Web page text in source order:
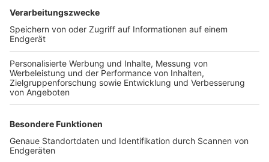
TOP-VEREINE
TOP-PARTNER